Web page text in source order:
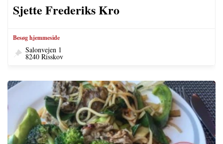
Sjette Frederiks Kro
Besøg hjemmeside
Salonvejen 1
8240 Risskov